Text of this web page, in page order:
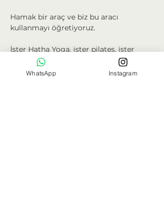
Hamak bir araç ve biz bu aracı
kullanmayı öğretiyoruz.
İster Hatha Yoga, ister pilates, ister
fizyoterapi yaptırın; fark etmez.
Biz size hamağın dinamiklerini
WhatsApp Instagram